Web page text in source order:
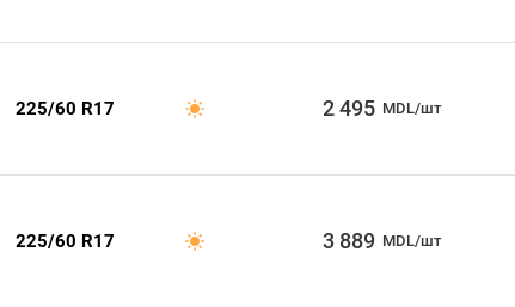
225/60 R17 2 495 MDL/шт
225/60 R17 3 889 MDL/шт